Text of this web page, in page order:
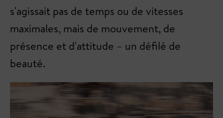
s'agissait pas de temps ou de vitesses
maximales, mais de mouvement, de
présence et d'attitude – un défilé de
beauté.